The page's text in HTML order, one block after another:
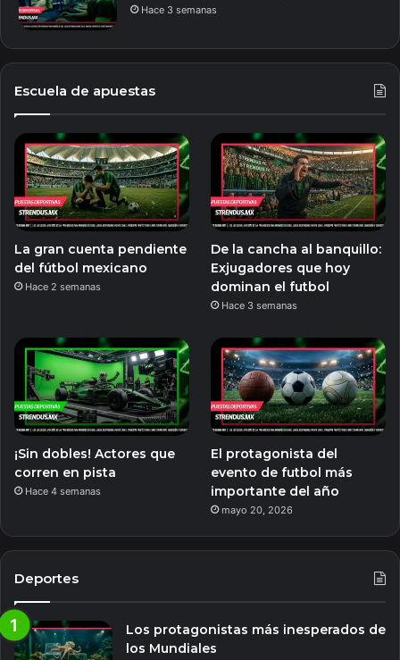
Hace 3 semanas
Escuela de apuestas
La gran cuenta pendiente
del fútbol mexicano
Hace 2 semanas
De la cancha al banquillo:
Exjugadores que hoy
dominan el futbol
Hace 3 semanas
¡Sin dobles! Actores que
corren en pista
Hace 4 semanas
El protagonista del
evento de futbol más
importante del año
mayo 20, 2026
Deportes
Los protagonistas más inesperados de
los Mundiales